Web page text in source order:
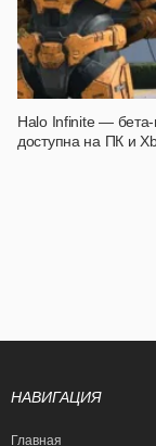
Halo Infinite — бета-
доступна на ПК и
НАВИГАЦИЯ
Главная